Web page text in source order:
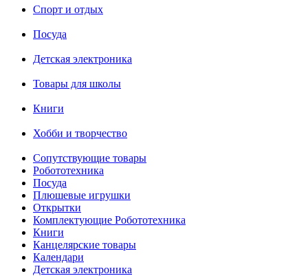
Спорт и отдых
Посуда
Детская электроника
Товары для школы
Книги
Хобби и творчество
Сопутствующие товары
Робототехника
Посуда
Плюшевые игрушки
Открытки
Комплектующие Робототехника
Книги
Канцелярские товары
Календари
Детская электроника